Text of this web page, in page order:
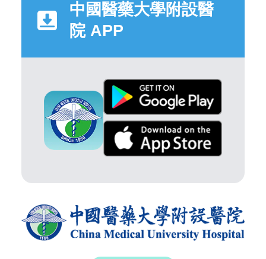
中國醫藥大學附設醫
院 APP